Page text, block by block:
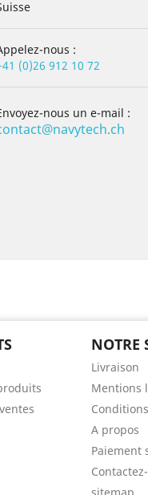
nous :
(0)26 912 10 72
nous un e-mail :
NOTRE
Livraison
Mentions
A propos
Paiement